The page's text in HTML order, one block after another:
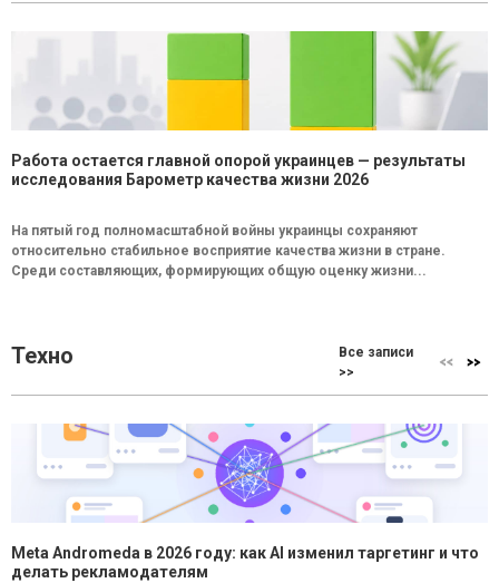
Работа остается главной опорой украинцев — результаты
исследования Барометр качества жизни 2026
На пятый год полномасштабной войны украинцы сохраняют
относительно стабильное восприятие качества жизни в стране.
Среди составляющих, формирующих общую оценку жизни...
Техно
Все записи
>>
Meta Andromeda в 2026 году: как AI изменил таргетинг и что
делать рекламодателям